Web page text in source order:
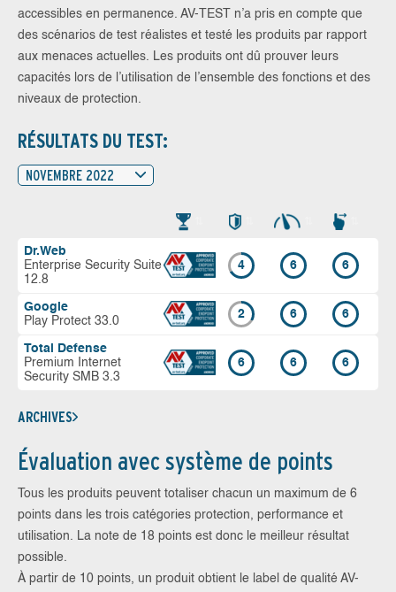
accessibles en permanence. AV-TEST n’a pris en compte que
des scénarios de test réalistes et testé les produits par rapport
aux menaces actuelles. Les produits ont dû prouver leurs
capacités lors de l’utilisation de l’ensemble des fonctions et des
niveaux de protection.
RÉSULTATS DU TEST:
NOVEMBRE 2022
Dr.Web
Enterprise Security Suite
12.8
4 6 6
Google
Play Protect 33.0
2 6 6
Total Defense
Premium Internet
Security SMB 3.3
6 6 6
ARCHIVES
Évaluation avec système de points
Tous les produits peuvent totaliser chacun un maximum de 6
points dans les trois catégories protection, performance et
utilisation. La note de 18 points est donc le meilleur résultat
possible.
À partir de 10 points, un produit obtient le label de qualité AV-